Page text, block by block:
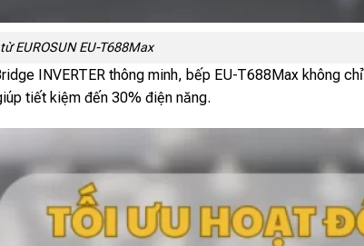
EUROSUN EU-T688Max
INVERTER thông minh, bếp EU-T688Max không
tiết kiệm đến 30% điện năng.